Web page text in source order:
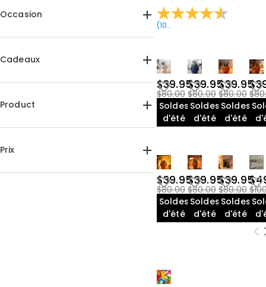
Occasion
Remise des diplômes(6)
Cadeaux
Pour amis(7)
Pour Couples(5)
Product
Prix
(10Avis
$39.95
$80.00
Soldes
d'été
$39.95
$80.00
Soldes
d'été
$39.95
$80.00
Soldes
d'été
$39.95
$80.00
Soldes
d'été
$39.95
$80.00
Soldes
d'été
$39.95
$80.00
Soldes
d'été